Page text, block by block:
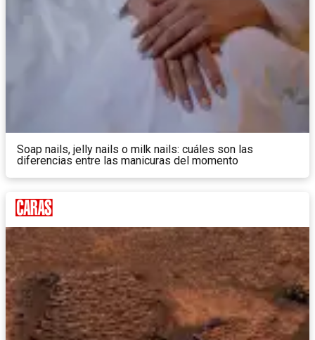
Soap nails, jelly nails o milk nails: cuáles son las
diferencias entre las manicuras del momento